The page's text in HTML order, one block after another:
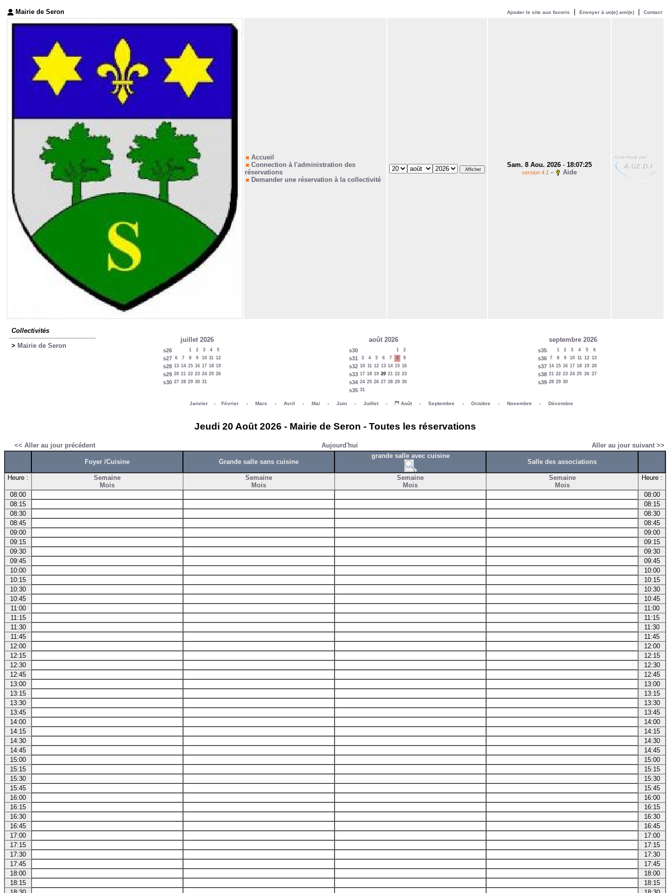
Mairie de Seron Ajouter le site aux favoris Envoyer à un(e) ami(e) Contact
Accueil
Connection à l'administration des
réservations
Demander une réservation à la collectivité
Sam. 8 Aou. 2026 - 18:07:25
version 4.1 - Aide
Collectivités
> Mairie de Seron
juillet 2026
s26 1 2 3 4 5
s27 6 7 8 9 10 11 12
s28 13 14 15 16 17 18 19
s29 20 21 22 23 24 25 26
s30 27 28 29 30 31
août 2026
s30 1 2
s31 3 4 5 6 7 8 9
s32 10 11 12 13 14 15 16
s33 17 18 19 20 21 22 23
s34 24 25 26 27 28 29 30
s35 31
septembre 2026
s35 1 2 3 4 5 6
s36 7 8 9 10 11 12 13
s37 14 15 16 17 18 19 20
s38 21 22 23 24 25 26 27
s39 28 29 30
Janvier- Février- Mars - Avril - Mai - Juin- Juillet- Août- Septembre - Octobre - Novembre - Décembre
Jeudi 20 Août 2026 - Mairie de Seron - Toutes les réservations
<< Aller au jour précédent Aujourd'hui Aller au jour suivant >>
Foyer /Cuisine Grande salle sans cuisine
grande salle avec cuisine
Salle des associations
Heure :
Semaine
Mois
Semaine
Mois
Semaine
Mois
Semaine
Mois
Heure :
08:00
08:00
08:15
08:15
08:30
08:30
08:45
08:45
09:00
09:00
09:15
09:15
09:30
09:30
09:45
09:45
10:00
10:00
10:15
10:15
10:30
10:30
10:45
10:45
11:00
11:00
11:15
11:15
11:30
11:30
11:45
11:45
12:00
12:00
12:15
12:15
12:30
12:30
12:45
12:45
13:00
13:00
13:15
13:15
13:30
13:30
13:45
13:45
14:00
14:00
14:15
14:15
14:30
14:30
14:45
14:45
15:00
15:00
15:15
15:15
15:30
15:30
15:45
15:45
16:00
16:00
16:15
16:15
16:30
16:30
16:45
16:45
17:00
17:00
17:15
17:15
17:30
17:30
17:45
17:45
18:00
18:00
18:15
18:15